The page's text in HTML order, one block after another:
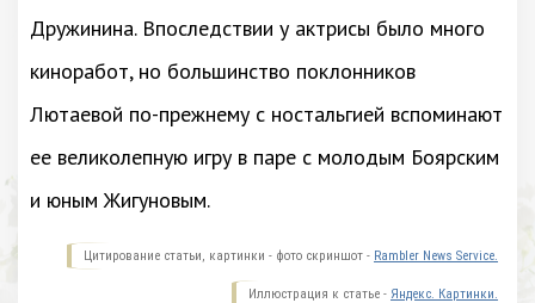
Дружинина. Впоследствии у актрисы было много
киноработ, но большинство поклонников
Лютаевой по-прежнему с ностальгией вспоминают
ее великолепную игру в паре с молодым Боярским
и юным Жигуновым.
Цитирование статьи, картинки - фото скриншот - Rambler News Service.
Иллюстрация к статье - Яндекс. Картинки.